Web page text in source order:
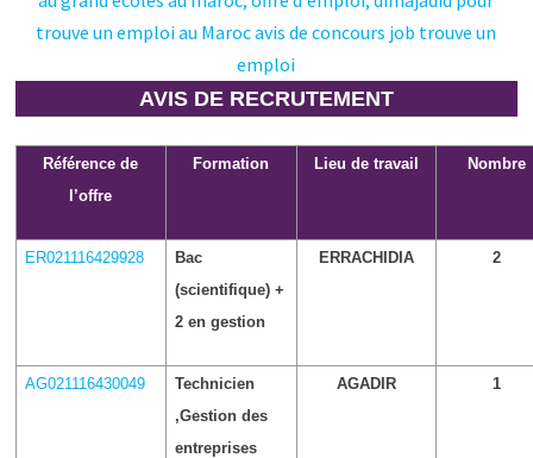
AVIS DE RECRUTEMENT
Référence de
l’offre
Formation Lieu de travail Nombre
ER021116429928
Bac
(scientifique) +
2 en gestion
ERRACHIDIA 2
AG021116430049
Technicien
,Gestion des
entreprises
AGADIR 1